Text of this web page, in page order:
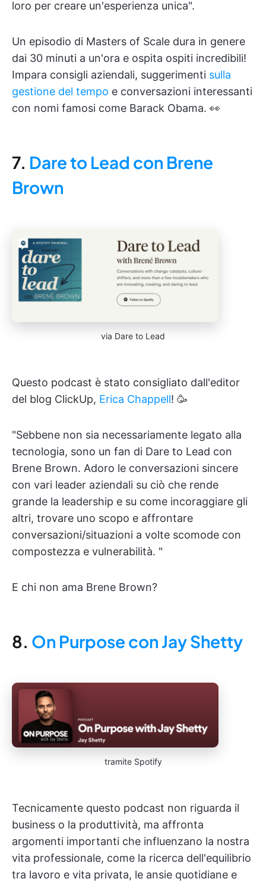
loro per creare un'esperienza unica".
Un episodio di Masters of Scale dura in genere
dai 30 minuti a un'ora e ospita ospiti incredibili!
Impara consigli aziendali, suggerimenti sulla
gestione del tempo e conversazioni interessanti
con nomi famosi come Barack Obama. 👀
7. Dare to Lead con Brene
Brown
via Dare to Lead
Questo podcast è stato consigliato dall'editor
del blog ClickUp, Erica Chappell! 🥳
"Sebbene non sia necessariamente legato alla
tecnologia, sono un fan di Dare to Lead con
Brene Brown. Adoro le conversazioni sincere
con vari leader aziendali su ciò che rende
grande la leadership e su come incoraggiare gli
altri, trovare uno scopo e affrontare
conversazioni/situazioni a volte scomode con
compostezza e vulnerabilità. "
E chi non ama Brene Brown?
8. On Purpose con Jay Shetty
tramite Spotify
Tecnicamente questo podcast non riguarda il
business o la produttività, ma affronta
argomenti importanti che influenzano la nostra
vita professionale, come la ricerca dell'equilibrio
tra lavoro e vita privata, le ansie quotidiane e